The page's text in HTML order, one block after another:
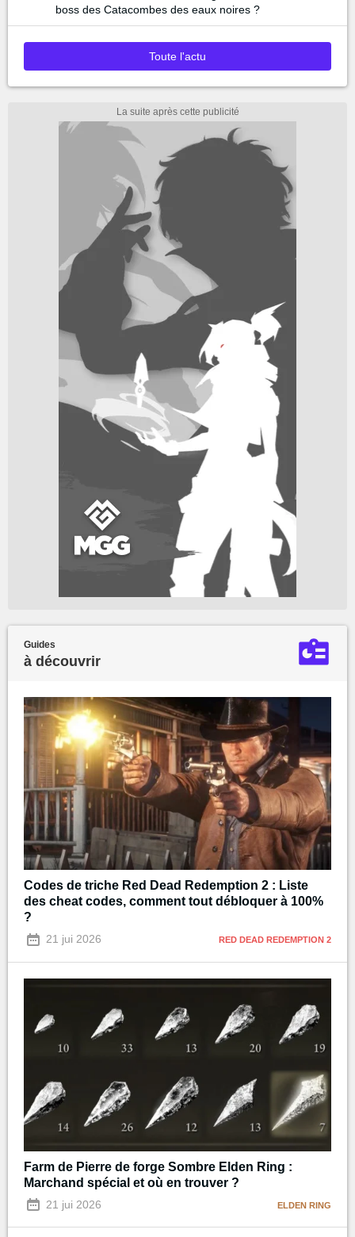
boss des Catacombes des eaux noires ?
Toute l'actu
Guides
à découvrir
Codes de triche Red Dead Redemption 2 : Liste
des cheat codes, comment tout débloquer à 100%
?
21 jui 2026 RED DEAD REDEMPTION 2
Farm de Pierre de forge Sombre Elden Ring :
Marchand spécial et où en trouver ?
21 jui 2026 ELDEN RING